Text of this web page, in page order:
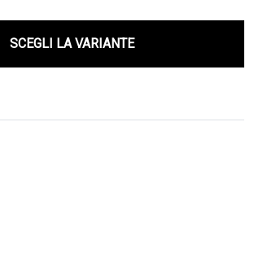
SCEGLI LA VARIANTE